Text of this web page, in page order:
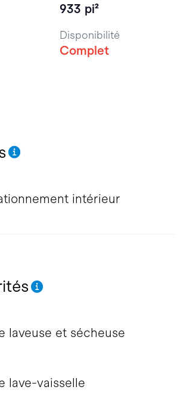
intérieur
laveuse et sécheuse
lave-vaisselle
933 pi²
Disponibilité
Complet